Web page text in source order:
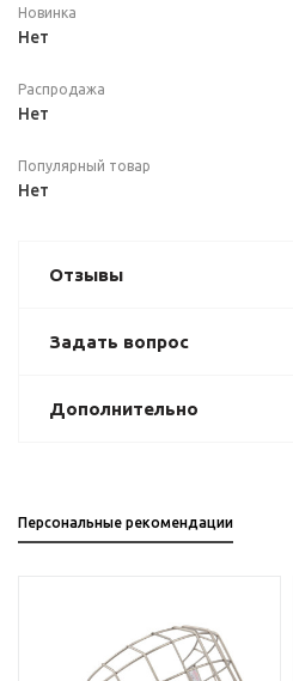
Новинка
Нет
Распродажа
Нет
Популярный товар
Нет
Отзывы
Задать вопрос
Дополнительно
Персональные рекомендации